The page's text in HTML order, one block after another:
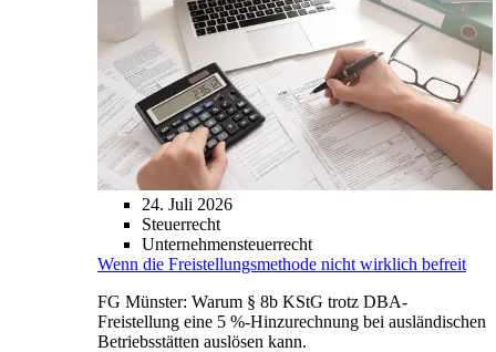
24. Juli 2026
Steuerrecht
Unternehmensteuerrecht
Wenn die Freistellungsmethode nicht wirklich befreit
FG Münster: Warum § 8b KStG trotz DBA-
Freistellung eine 5 %-Hinzurechnung bei ausländischen
Betriebsstätten auslösen kann.